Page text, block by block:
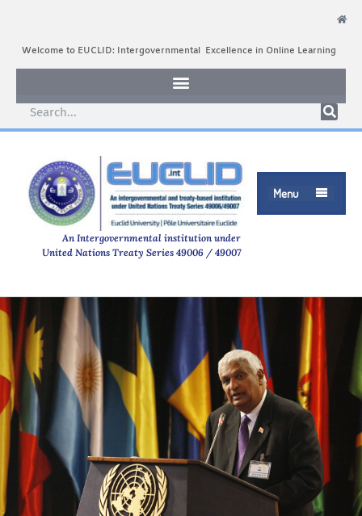
Welcome to EUCLID: Intergovernmental Excellence in Online Learning
Menu 
An Intergovernmental institution under
United Nations Treaty Series 49006 / 49007